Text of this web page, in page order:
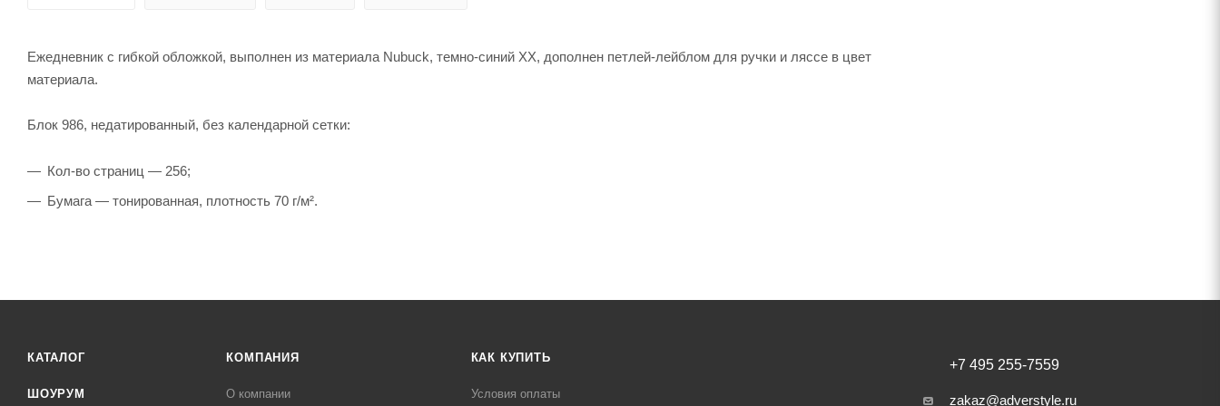
Ежедневник с гибкой обложкой, выполнен из материала Nubuck, темно-синий ХХ, дополнен петлей-лейблом для ручки и ляссе в цвет
материала.
Блок 986, недатированный, без календарной сетки:
Кол-во страниц — 256;
Бумага — тонированная, плотность 70 г/м².
КАТАЛОГ
ШОУРУМ
КОМПАНИЯ
О компании
КАК КУПИТЬ
Условия оплаты
+7 495 255-7559
zakaz@adverstyle.ru